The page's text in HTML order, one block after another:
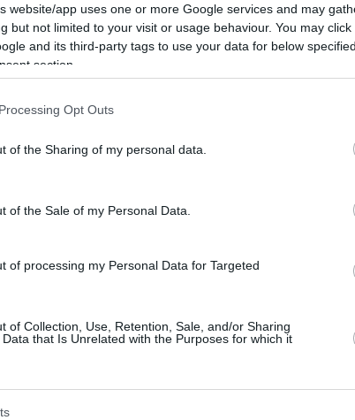
website/app uses one or more Google services and may
but not limited to your visit or usage behaviour. You may
and its third-party tags to use your data for below
section.
Opt Outs
of the Sharing of my personal data.
of the Sale of my Personal Data.
of processing my Personal Data for Targeted
of Collection, Use, Retention, Sale, and/or Sharing
that Is Unrelated with the Purposes for which it
ΠΑΟΚ:
με